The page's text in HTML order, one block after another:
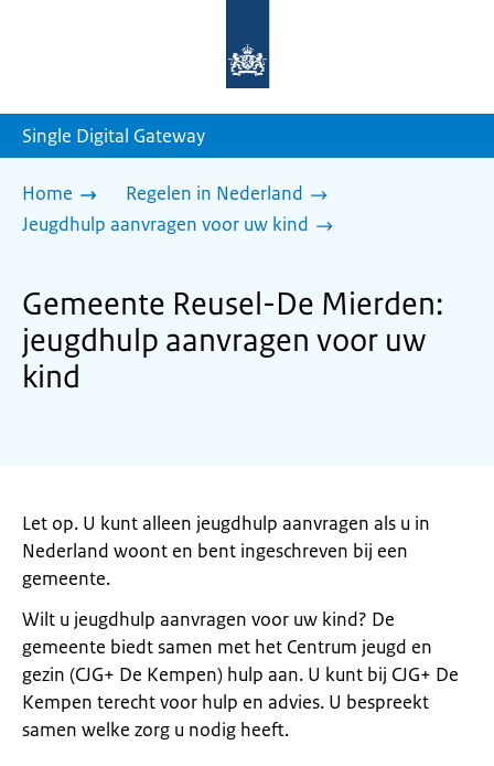
homepage
Single Digital Gateway
Home
Regelen in Nederland
Jeugdhulp aanvragen voor uw kind
Gemeente Reusel-De Mierden:
jeugdhulp aanvragen voor uw
kind
Let op. U kunt alleen jeugdhulp aanvragen als u in
Nederland woont en bent ingeschreven bij een
gemeente.
Wilt u jeugdhulp aanvragen voor uw kind? De
gemeente biedt samen met het Centrum jeugd en
gezin (CJG+ De Kempen) hulp aan. U kunt bij CJG+ De
Kempen terecht voor hulp en advies. U bespreekt
samen welke zorg u nodig heeft.